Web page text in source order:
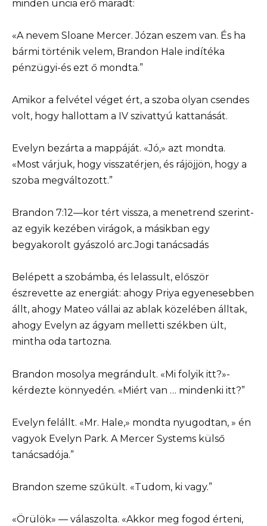
minden uncia erő maradt:
«A nevem Sloane Mercer. Józan eszem van. És ha
bármi történik velem, Brandon Hale indítéka
pénzügyi-és ezt ő mondta.”
Amikor a felvétel véget ért, a szoba olyan csendes
volt, hogy hallottam a IV szivattyú kattanását.
Evelyn bezárta a mappáját. «Jó,» azt mondta.
«Most várjuk, hogy visszatérjen, és rájöjjön, hogy a
szoba megváltozott.”
Brandon 7:12—kor tért vissza, a menetrend szerint-
az egyik kezében virágok, a másikban egy
begyakorolt gyászoló arc.Jogi tanácsadás
Belépett a szobámba, és lelassult, először
észrevette az energiát: ahogy Priya egyenesebben
állt, ahogy Mateo vállai az ablak közelében álltak,
ahogy Evelyn az ágyam melletti székben ült,
mintha oda tartozna.
Brandon mosolya megrándult. «Mi folyik itt?»-
kérdezte könnyedén. «Miért van … mindenki itt?”
Evelyn felállt. «Mr. Hale,» mondta nyugodtan, » én
vagyok Evelyn Park. A Mercer Systems külső
tanácsadója.”
Brandon szeme szűkült. «Tudom, ki vagy.”
«Örülök» — válaszolta. «Akkor meg fogod érteni,